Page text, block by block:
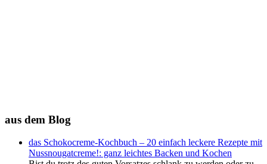
aus dem Blog
das Schokocreme-Kochbuch – 20 einfach leckere Rezepte mit
Nussnougatcreme!: ganz leichtes Backen und Kochen